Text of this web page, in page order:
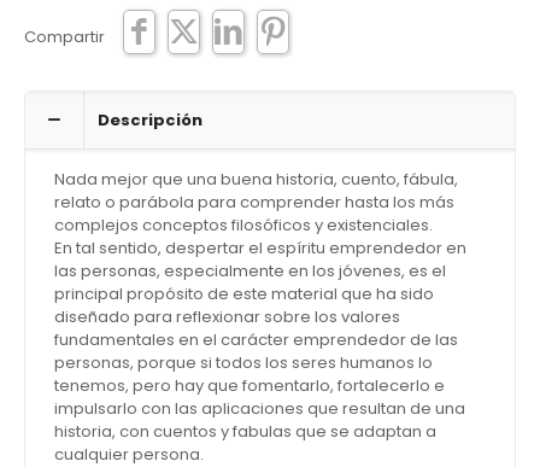
Compartir
Descripción
Nada mejor que una buena historia, cuento, fábula,
relato o parábola para comprender hasta los más
complejos conceptos filosóficos y existenciales.
En tal sentido, despertar el espíritu emprendedor en
las personas, especialmente en los jóvenes, es el
principal propósito de este material que ha sido
diseñado para reflexionar sobre los valores
fundamentales en el carácter emprendedor de las
personas, porque si todos los seres humanos lo
tenemos, pero hay que fomentarlo, fortalecerlo e
impulsarlo con las aplicaciones que resultan de una
historia, con cuentos y fabulas que se adaptan a
cualquier persona.